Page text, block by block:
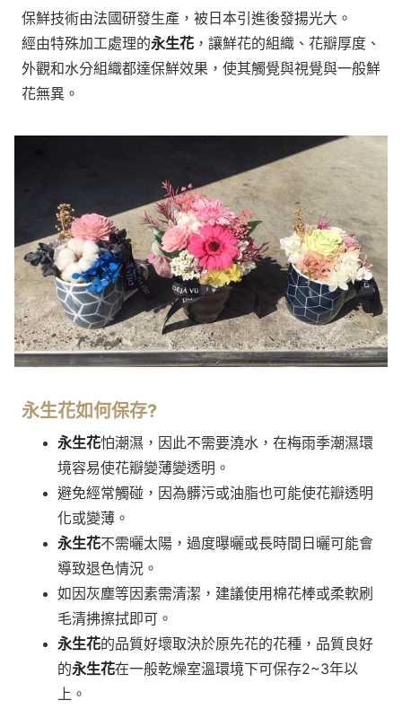
保鮮技術由法國研發生產，被日本引進後發揚光大。
經由特殊加工處理的永生花 ，讓鮮花的組織、花瓣厚度、
外觀和水分組織都達保鮮效果，使其觸覺與視覺與一般鮮
花無異。
永生花如何保存?
永生花怕潮濕，因此不需要澆水，在梅雨季潮濕環
境容易使花瓣變薄變透明。
避免經常觸碰，因為髒污或油脂也可能使花瓣透明
化或變薄。
永生花不需曬太陽，過度曝曬或長時間日曬可能會
導致退色情況。
如因灰塵等因素需清潔，建議使用棉花棒或柔軟刷
毛清拂擦拭即可。
永生花的品質好壞取決於原先花的花種，品質良好
的永生花在一般乾燥室溫環境下可保存2~3年以
上。